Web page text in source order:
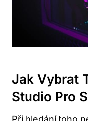
Jak Vybrat
Studio Pro
Při hledání toho